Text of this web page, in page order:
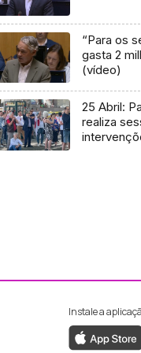
“Para os
gasta 2
(vídeo)
25 Abril:
realiza
da RTP
da RTP
Instale a